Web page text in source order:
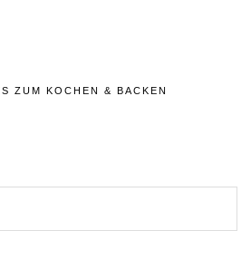
ZUM KOCHEN & BACKEN